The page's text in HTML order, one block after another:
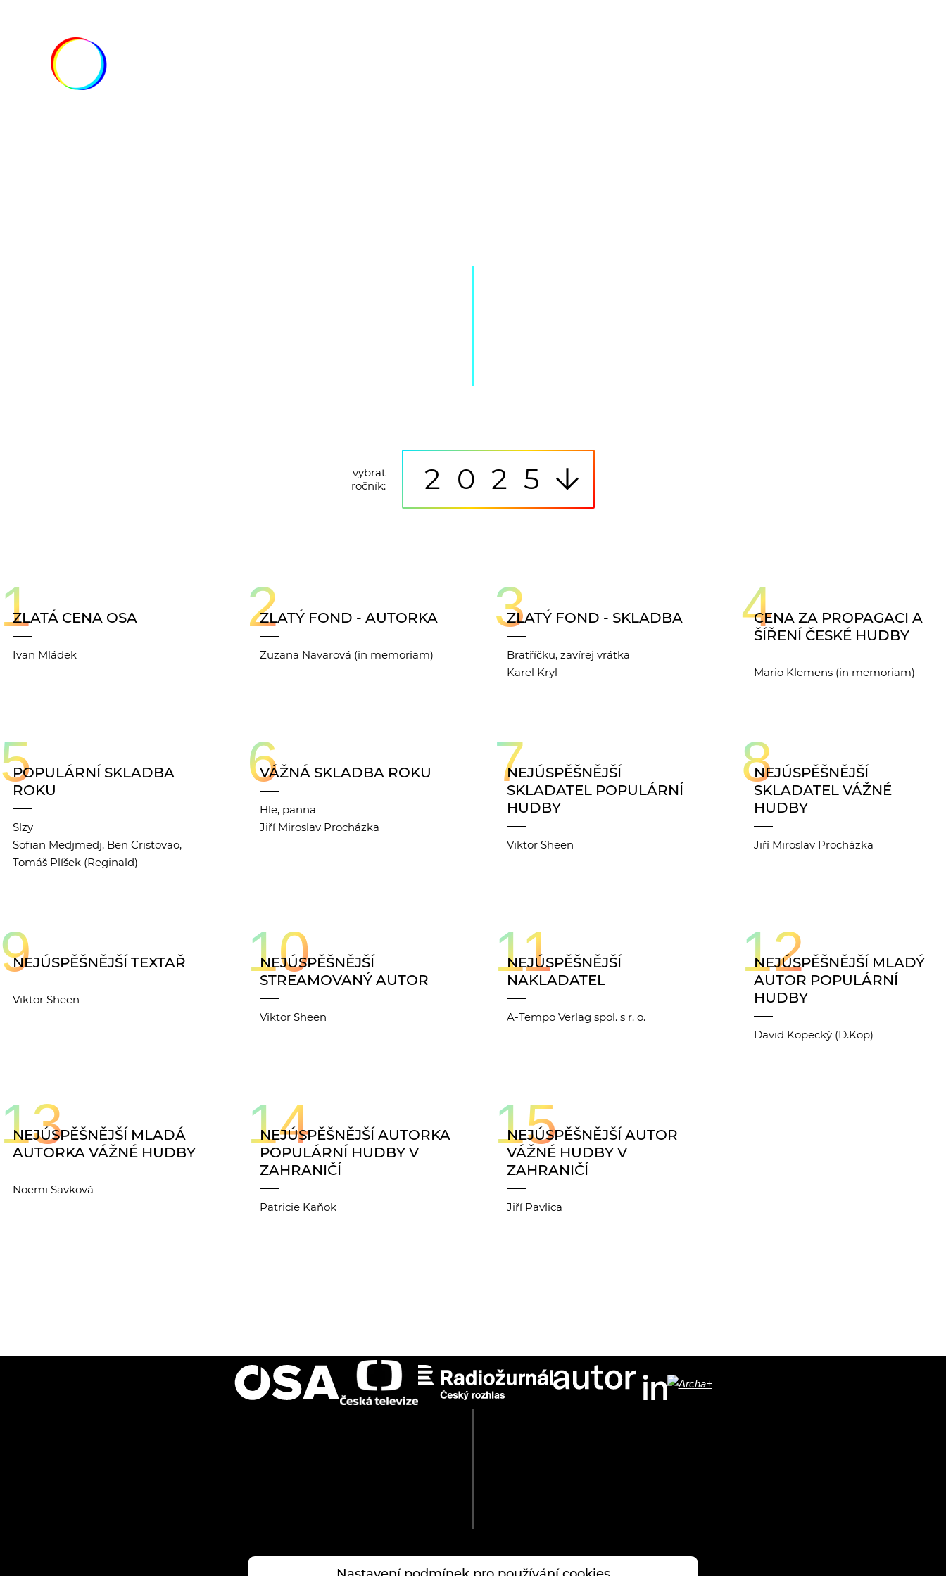
vybrat
ročník:
2025
1
ZLATÁ CENA OSA
Ivan Mládek
2
ZLATÝ FOND - AUTORKA
Zuzana Navarová (in memoriam)
3
ZLATÝ FOND - SKLADBA
Bratříčku, zavírej vrátka
Karel Kryl
4
CENA ZA PROPAGACI A
ŠÍŘENÍ ČESKÉ HUDBY
Mario Klemens (in memoriam)
5
POPULÁRNÍ SKLADBA
ROKU
Slzy
Sofian Medjmedj, Ben Cristovao,
Tomáš Plíšek (Reginald)
6
VÁŽNÁ SKLADBA ROKU
Hle, panna
Jiří Miroslav Procházka
7
NEJÚSPĚŠNĚJŠÍ
SKLADATEL POPULÁRNÍ
HUDBY
Viktor Sheen
8
NEJÚSPĚŠNĚJŠÍ
SKLADATEL VÁŽNÉ
HUDBY
Jiří Miroslav Procházka
9
NEJÚSPĚŠNĚJŠÍ TEXTAŘ
Viktor Sheen
10
NEJÚSPĚŠNĚJŠÍ
STREAMOVANÝ AUTOR
Viktor Sheen
11
NEJÚSPĚŠNĚJŠÍ
NAKLADATEL
A-Tempo Verlag spol. s r. o.
12
NEJÚSPĚŠNĚJŠÍ MLADÝ
AUTOR POPULÁRNÍ
HUDBY
David Kopecký (D.Kop)
13
NEJÚSPĚŠNĚJŠÍ MLADÁ
AUTORKA VÁŽNÉ HUDBY
Noemi Savková
14
NEJÚSPĚŠNĚJŠÍ AUTORKA
POPULÁRNÍ HUDBY V
ZAHRANIČÍ
Patricie Kaňok
15
NEJÚSPĚŠNĚJŠÍ AUTOR
VÁŽNÉ HUDBY V
ZAHRANIČÍ
Jiří Pavlica